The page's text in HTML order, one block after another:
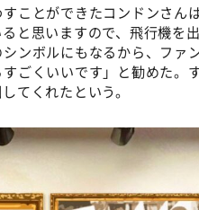
ことができたコンドンさん
と思いますので、飛行機を
ンボルにもなるから、ファ
ごくいいです」と勧めた。
てくれたという。